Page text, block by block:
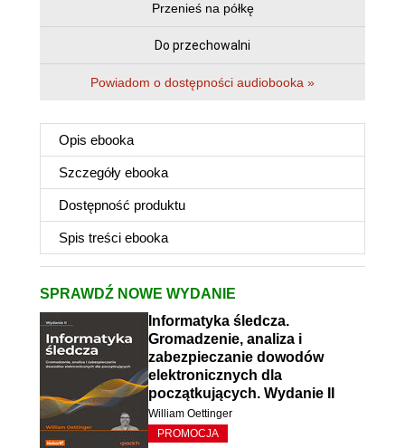
Przenieś na półkę
Do przechowalni
Powiadom o dostępności audiobooka »
Opis ebooka
Szczegóły ebooka
Dostępność produktu
Spis treści ebooka
SPRAWDŹ NOWE WYDANIE
Informatyka śledcza.
Gromadzenie, analiza i
zabezpieczanie dowodów
elektronicznych dla
początkujących. Wydanie II
William Oettinger
PROMOCJA